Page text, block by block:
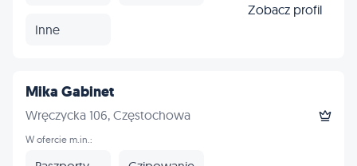
Inne
Zobacz profil
Mika Gabinet
Wręczycka 106, Częstochowa
W ofercie m.in.: